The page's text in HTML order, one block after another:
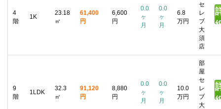
4
階
1K
23.18
㎡
61,400
円
6,600
円
0.0
ヶ
月
0.0
ヶ
月
6.8
万円
セ
レ
ブ
大
須
店
9
階
1LDK
32.3
㎡
91,120
円
8,880
円
0.0
ヶ
月
0.0
ヶ
月
10.0
万円
部
屋
セ
レ
ブ
大